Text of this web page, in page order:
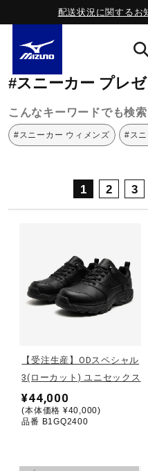
配送状況に関するお
ライフスタイル
ランニング
トレーニング
野球
ゴルフ
ミズノ公式オンライン
#スニーカー プレ
こんなキーワードでも検
#スニーカー ウィメンズ #ス
1 2 3
【受注生産】ODスペシャル
3(ローカット) ユニセックス
¥44,000
(本体価格 ¥40,000)
品番 B1GQ2400